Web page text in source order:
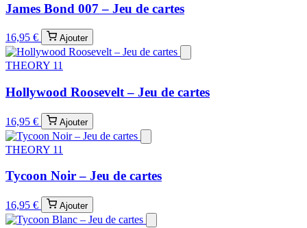
James Bond 007 – Jeu de cartes
16,95 € Ajouter
THEORY 11
Hollywood Roosevelt – Jeu de cartes
16,95 € Ajouter
THEORY 11
Tycoon Noir – Jeu de cartes
16,95 € Ajouter